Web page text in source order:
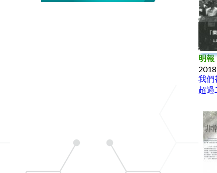
明報
我們
超過